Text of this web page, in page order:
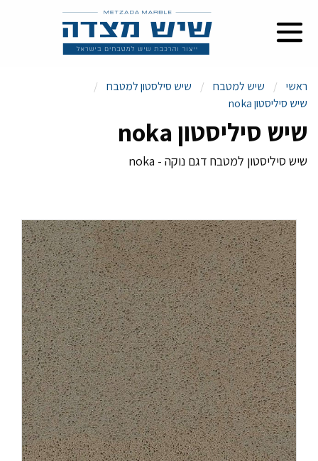
ראשי שיש למטבח
שיש סילסטון למטבח
שיש סיליסטון noka
שיש סיליסטון noka
שיש סיליסטון למטבח דגם נוקה - noka